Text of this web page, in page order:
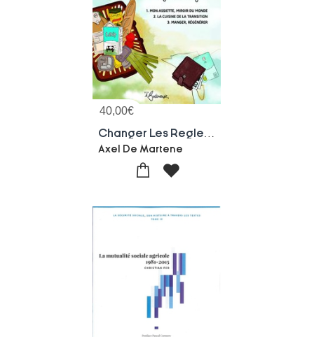
40,00€
Axel De Martene